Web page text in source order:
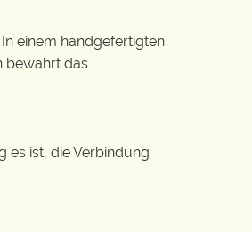
einem handgefertigten
bewahrt das
es ist, die Verbindung